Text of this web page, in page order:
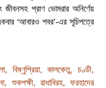
প্রাণ ভোমরার অনির্ণেয়
‘আবারও শবর’-এর সূচিপত্রে
বিষ্ণুপ্রিয়া, কালকেতু, চণ্ডী,
শুকপক্ষী, রাধাবিরহ, ফরহাদের